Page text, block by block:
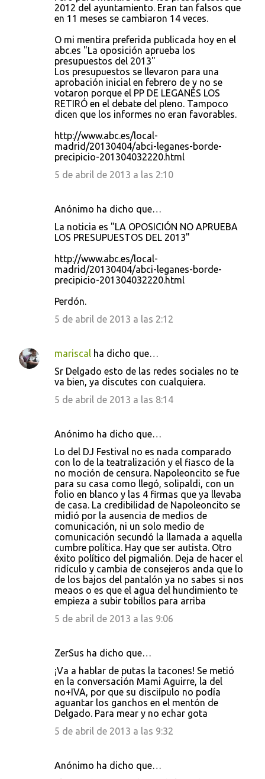
2012 del ayuntamiento. Eran tan falsos que
en 11 meses se cambiaron 14 veces.
O mi mentira preferida publicada hoy en el
abc.es "La oposición aprueba los
presupuestos del 2013"
Los presupuestos se llevaron para una
aprobación inicial en febrero de y no se
votaron porque el PP DE LEGANÉS LOS
RETIRÓ en el debate del pleno. Tampoco
dicen que los informes no eran favorables.
http://www.abc.es/local-
madrid/20130404/abci-leganes-borde-
precipicio-201304032220.html
5 de abril de 2013 a las 2:10
Anónimo ha dicho que…
La noticia es "LA OPOSICIÓN NO APRUEBA
LOS PRESUPUESTOS DEL 2013"
http://www.abc.es/local-
madrid/20130404/abci-leganes-borde-
precipicio-201304032220.html
Perdón.
5 de abril de 2013 a las 2:12
mariscal ha dicho que…
Sr Delgado esto de las redes sociales no te
va bien, ya discutes con cualquiera.
5 de abril de 2013 a las 8:14
Anónimo ha dicho que…
Lo del DJ Festival no es nada comparado
con lo de la teatralización y el fiasco de la
no moción de censura. Napoleoncito se fue
para su casa como llegó, solipaldi, con un
folio en blanco y las 4 firmas que ya llevaba
de casa. La credibilidad de Napoleoncito se
midió por la ausencia de medios de
comunicación, ni un solo medio de
comunicación secundó la llamada a aquella
cumbre política. Hay que ser autista. Otro
éxito político del pigmalión. Deja de hacer el
ridículo y cambia de consejeros anda que lo
de los bajos del pantalón ya no sabes si nos
meaos o es que el agua del hundimiento te
empieza a subir tobillos para arriba
5 de abril de 2013 a las 9:06
ZerSus ha dicho que…
¡Va a hablar de putas la tacones! Se metió
en la conversación Mami Aguirre, la del
no+IVA, por que su disciípulo no podía
aguantar los ganchos en el mentón de
Delgado. Para mear y no echar gota
5 de abril de 2013 a las 9:32
Anónimo ha dicho que…